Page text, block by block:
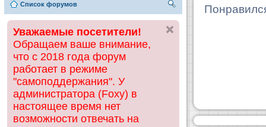
Список форумов
ск
Уважаемые посетители!
Обращаем ваше внимание,
что с 2018 года форум
работает в режиме
"самоподдержания". У
администратора (Foxy) в
настоящее время нет
возможности отвечать на